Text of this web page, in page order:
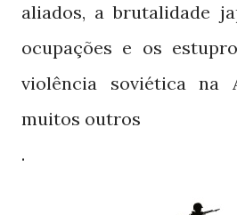
aliados, a brutalidade
ocupações e os
violência soviética na
muitos outros
.